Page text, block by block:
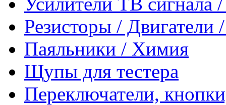
Резисторы /
Паяльники / Химия
Щупы для тестера
Переключатели,